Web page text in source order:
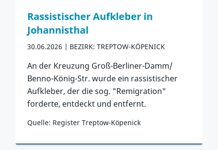
Rassistischer Aufkleber in
Johannisthal
30.06.2026 BEZIRK: TREPTOW-KÖPENICK
An der Kreuzung Groß-Berliner-Damm/
Benno-König-Str. wurde ein rassistischer
Aufkleber, der die sog. "Remigration"
forderte, entdeckt und entfernt.
Quelle: Register Treptow-Köpenick
Zum Vorfall